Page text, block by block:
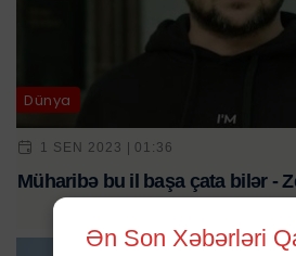
Dünya
1 SEN 2023 | 01:36
Müharibə bu il başa çata bilər -
Ən Son Xəbərləri